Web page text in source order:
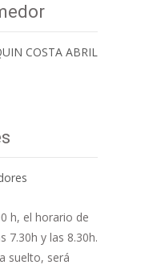
COSTA ABRIL
h, el horario de
7.30h y las 8.30h.
suelto, será